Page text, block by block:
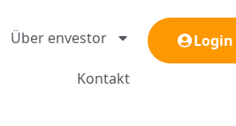
Über envestor
Kontakt
Login